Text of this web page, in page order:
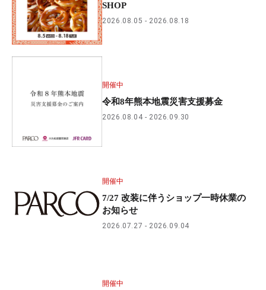
SHOP
2026.08.05 2026.08.18
開催中
令和8年熊本地震災害支援募金
2026.08.04 2026.09.30
開催中
7/27 改装に伴うショップ一時休業の
お知らせ
2026.07.27 2026.09.04
開催中